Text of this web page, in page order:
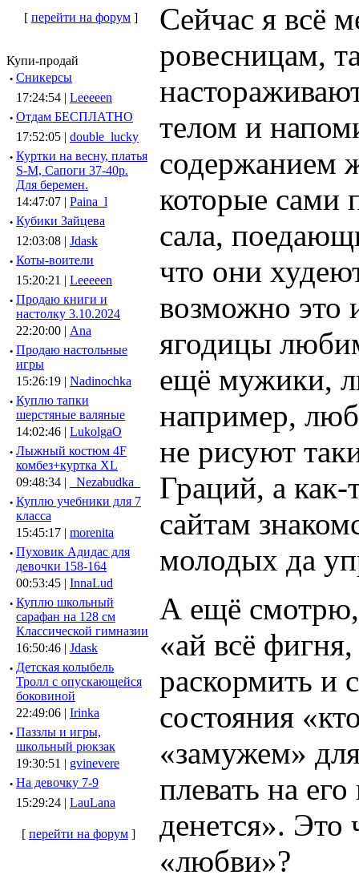
[ перейти на форум ]
Купи-продай
· Сникерсы
17:24:54 | Leeeeen
· Отдам БЕСПЛАТНО
17:52:05 | double_lucky
· Куртки на весну, платья
S-M, Сапоги 37-40р.
Для беремен.
14:47:07 | Paina_l
· Кубики Зайцева
12:03:08 | Jdask
· Коты-воители
15:20:21 | Leeeeen
· Продаю книги и
настолку 3.10.2024
22:20:00 | Ana
· Продаю настольные
игры
15:26:19 | Nadinochka
· Куплю тапки
шерстяные валяные
14:02:46 | LukolgaO
· Лыжный костюм 4F
комбез+куртка XL
09:48:34 |
_Nezabudka_
· Куплю учебники для 7
класса
15:45:17 | morenita
· Пуховик Адидас для
девочки 158-164
00:53:45 | InnaLud
· Куплю школьный
сарафан на 128 см
Классической гимназии
16:50:46 | Jdask
· Детская колыбель
Тролл с опускающейся
боковиной
22:49:06 | Irinka
· Паззлы и игры,
школьный рюкзак
19:30:51 | gvinevere
· Hа девочку 7-9
15:29:24 | LauLana
[ перейти на форум ]
Сейчас я всё
ровесницам,
телом и
содержанием
которые сами
сала,
что они
возможно это
ягодицы
ещё мужики,
например,
не рисуют
Граций, а
сайтам
молодых да
А ещё смотрю,
«ай всё
раскормить и
состояния
«замужем»
плевать на
денется». Это
«любви»?